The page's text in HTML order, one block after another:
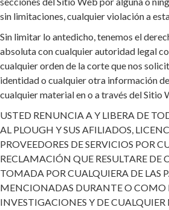
sin limitaciones, cualquier violación a
Sin limitar lo antedicho, tenemos el
absoluta con cualquier autoridad legal
cualquier orden de la corte que nos
identidad o cualquier otra información
cualquier material en o a través del Sitio
USTED RENUNCIA A Y LIBERA DE
AL PLOUGH Y SUS AFILIADOS,
PROVEEDORES DE SERVICIOS POR
RECLAMACIÓN QUE RESULTARE DE
TOMADA POR CUALQUIERA DE LAS
MENCIONADAS DURANTE O COMO
INVESTIGACIONES Y DE